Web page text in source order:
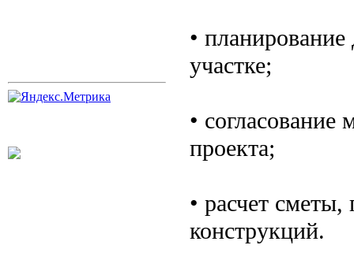
•
участке;
• согласование
проекта;
• расчет
конструкций.